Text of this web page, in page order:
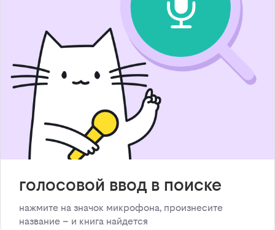
голосовой ввод в поиске
нажмите на значок микрофона, произнесите
название – и книга найдется